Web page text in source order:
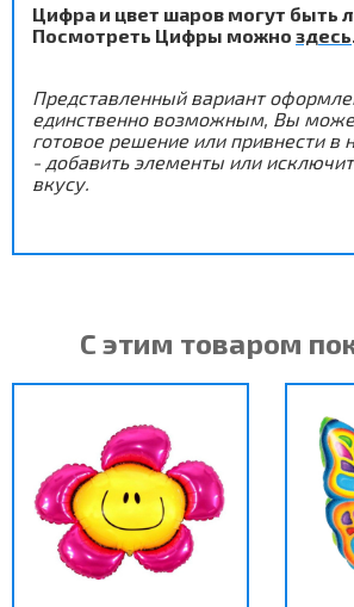
Цифра и цвет шаров могут быть
Посмотреть Цифры можно здесь
Представленный вариант
единственно возможным, Вы
готовое решение или привнести в
- добавить элементы или
вкусу.
С этим товаром